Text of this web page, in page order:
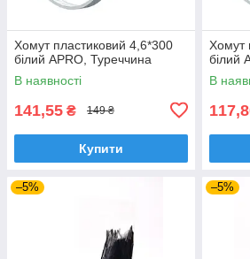
Хомут пластиковий 4,6*300
білий APRO, Туреччина
В наявності
141,55 ₴ 149 ₴
Купити
Хомут
білий
В
–5% –5%